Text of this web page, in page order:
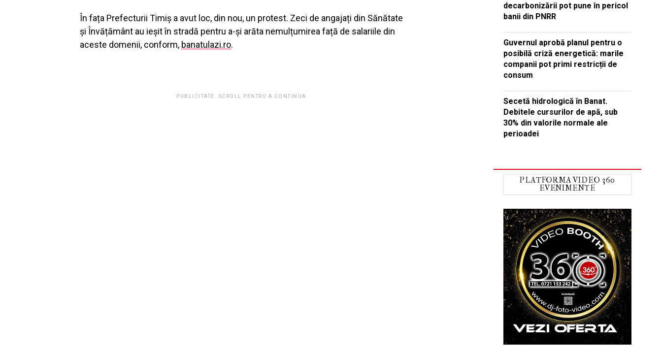
În fața Prefecturii Timiș a avut loc, din nou, un protest. Zeci de angajați din Sănătate
și Învățământ au ieșit în stradă pentru a-și arăta nemulțumirea față de salariile din
aceste domenii, conform, banatulazi.ro.
PUBLICITATE. SCROLL PENTRU A CONTINUA.
decarbonizării pot pune în pericol
banii din PNRR
Guvernul aprobă planul pentru o
posibilă criză energetică: marile
companii pot primi restricții de
consum
Secetă hidrologică în Banat.
Debitele cursurilor de apă, sub
30% din valorile normale ale
perioadei
PLATFORMA VIDEO 360
EVENIMENTE